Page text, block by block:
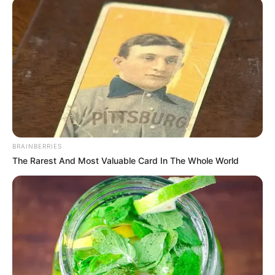
fotosíntesis y
reduce la capacidad reproductiva de las
plantas
, afectando la biodiversidad local.
De interés:
(Video) Jaguar en la cuenca baja del río
Bogotá: CAR confirma avistamiento
¿Cuáles fueron las medidas legales?
Tras el allanamiento, laCAR
suspendió de manera
inmediata las quemas y laSijin de la Policía judicializó a
dos personas
que estaban haciendo la actividad en
flagrancia.
La intervención contó con apoyo delEjército Nacional, la
Fuerza Aeroespacial y la Sijin, bajo orden de la Fiscalía
Esta acciónevidencia la coordinación efectiva entre
instituciones para frenar actividades ilegalesque ponen
BRAINBERRIES
The Rarest And Most Valuable Card In The Whole World